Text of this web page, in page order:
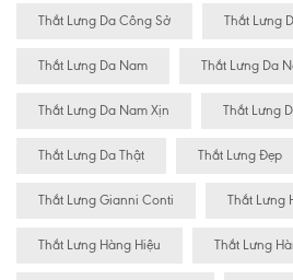
Thắt Lưng Da Công Sở Thắt Lưng
Thắt Lưng Da Nam Thắt Lưng Da
Thắt Lưng Da Nam Xịn Thắt Lưng
Thắt Lưng Da Thật Thắt Lưng Đẹp
Thắt Lưng Gianni Conti Thắt Lưng
Thắt Lưng Hàng Hiệu Thắt Lưng